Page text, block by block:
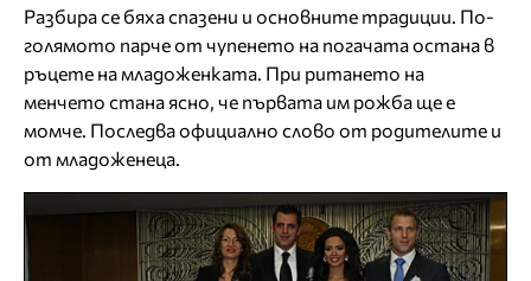
Разбира се бяха спазени и основните традиции. По-
голямото парче от чупенето на погачата остана в
ръцете на младоженката. При ритането на
менчето стана ясно, че първата им рожба ще е
момче. Последва официално слово от родителите и
от младоженеца.